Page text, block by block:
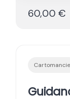
60,00 €
Cartomancie